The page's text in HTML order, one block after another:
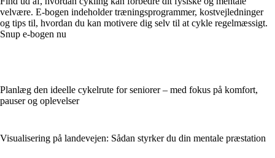
velvære. E-bogen indeholder træningsprogrammer, kostvejledninger
og tips til, hvordan du kan motivere dig selv til at cykle regelmæssigt.
Snup e-bogen nu
Planlæg den ideelle cykelrute for seniorer – med fokus på komfort,
pauser og oplevelser
Visualisering på landevejen: Sådan styrker du din mentale præstation